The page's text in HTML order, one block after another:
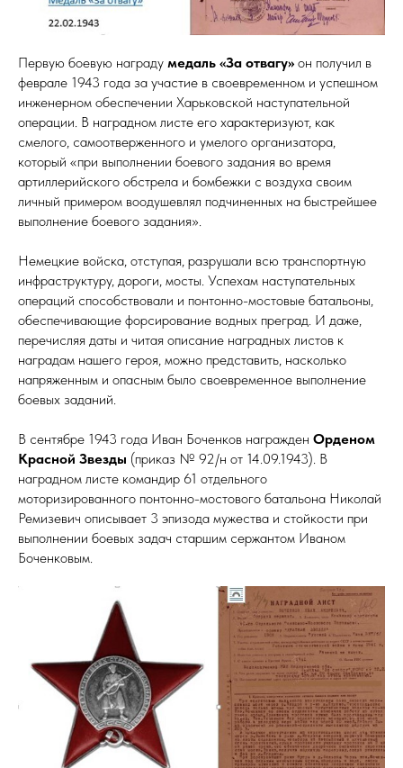
Первую боевую награду медаль «За отвагу» он получил в
феврале 1943 года за участие в своевременном и успешном
инженерном обеспечении Харьковской наступательной
операции. В наградном листе его характеризуют, как
смелого, самоотверженного и умелого организатора,
который «при выполнении боевого задания во время
артиллерийского обстрела и бомбежки с воздуха своим
личный примером воодушевлял подчиненных на быстрейшее
выполнение боевого задания».
Немецкие войска, отступая, разрушали всю транспортную
инфраструктуру, дороги, мосты. Успехам наступательных
операций способствовали и понтонно-мостовые батальоны,
обеспечивающие форсирование водных преград. И даже,
перечисляя даты и читая описание наградных листов к
наградам нашего героя, можно представить, насколько
напряженным и опасным было своевременное выполнение
боевых заданий.
В сентябре 1943 года Иван Боченков награжден Орденом
Красной Звезды (приказ № 92/н от 14.09.1943). В
наградном листе командир 61 отдельного
моторизированного понтонно-мостового батальона Николай
Ремизевич описывает 3 эпизода мужества и стойкости при
выполнении боевых задач старшим сержантом Иваном
Боченковым.